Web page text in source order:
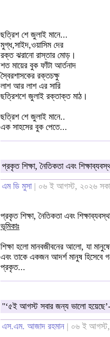
ছত্রিশ শে জুলাই মানে...
মুগ্ধ,সাইদ,ওয়াসিম দের
রক্ত ঝরানো রাস্তার মোড়।
শত মায়ের বুক ফাঁটা আর্তনাদ
স্বৈরশাসকের রক্তচক্ষু
লাশ আর লাশ এর সারি
ছত্রিশশে জুলাই রক্তাক্ত মাঠ।
ছত্রিশ শে জুলাই মানে..
এক সাহসের বুক পেতে...
প্রকৃত শিক্ষা, নৈতিকতা এবং
এম ডি মুসা| ০৬ ই আগস্ট, ২০২৬
প্রকৃত শিক্ষা, নৈতিকতা এবং
ভূমিকাঃ
শিক্ষা হলো মানবজীবনের আলো, যা
এবং তাকে একজন আদর্শ মানুষ হিসেবে
প্রকৃত...
"‘৫ই আগস্ট সবার জন্য ভালো
এস.এম. আজাদ রহমান | ০৬ ই